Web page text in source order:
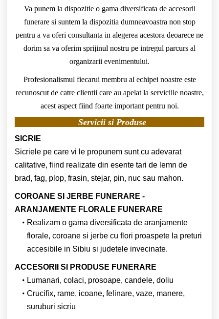
Va punem la dispozitie o gama diversificata de accesorii
funerare si suntem la dispozitia dumneavoastra non stop
pentru a va oferi consultanta in alegerea acestora deoarece ne
dorim sa va oferim sprijinul nostru pe intregul parcurs al
organizarii evenimentului.
Profesionalismul fiecarui membru al echipei noastre este
recunoscut de catre clientii care au apelat la serviciile noastre,
acest aspect fiind foarte important pentru noi.
Servicii si Produse
SICRIE
Sicriele pe care vi le propunem sunt cu adevarat
calitative, fiind realizate din esente tari de lemn de
brad, fag, plop, frasin, stejar, pin, nuc sau mahon.
COROANE SI JERBE FUNERARE -
ARANJAMENTE FLORALE FUNERARE
Realizam o gama diversificata de aranjamente
florale, coroane si jerbe cu flori proaspete la preturi
accesibile in Sibiu si judetele invecinate.
ACCESORII SI PRODUSE FUNERARE
Lumanari, colaci, prosoape, candele, doliu
Crucifix, rame, icoane, felinare, vaze, manere,
suruburi sicriu